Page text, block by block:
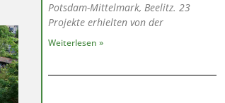
Potsdam-Mittelmark, Beelitz. 23
Projekte erhielten von der
Weiterlesen »